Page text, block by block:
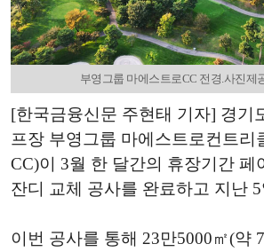
부영그룹 마에스트로CC 전경.사진제
[한국금융신문 주현태 기자] 경기
프장 부영그룹 마에스트로컨트리
CC)이 3월 한 달간의 휴장기간 페
잔디 교체 공사를 완료하고 지난
이번 공사를 통해 23만5000㎡(약